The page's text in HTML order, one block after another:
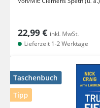
22,99 € inkl. MwSt.
Lieferzeit 1-2 Werktage
Taschenbuch
Tipp